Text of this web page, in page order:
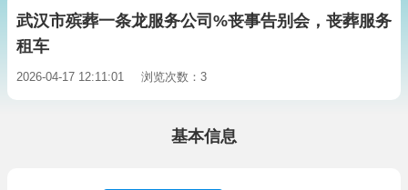
武汉市殡葬一条龙服务公司%丧事告别会，丧葬服务
租车
2026-04-17 12:11:01 浏览次数：3
基本信息